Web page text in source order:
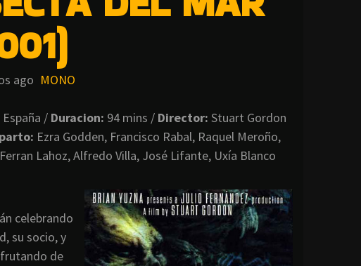
ago MONO
España / Duracion: 94 mins / Director: Stuart Gordon
Ezra Godden, Francisco Rabal, Raquel Meroño,
Lahoz, Alfredo Villa, José Lifante, Uxía Blanco
celebrando
su socio, y
de